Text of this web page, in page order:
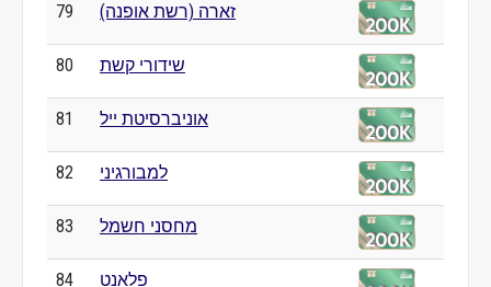
79 זארה (רשת אופנה)
80 שידורי קשת
81 אוניברסיטת ייל
82 למבורגיני
83 מחסני חשמל
84 פלאנט